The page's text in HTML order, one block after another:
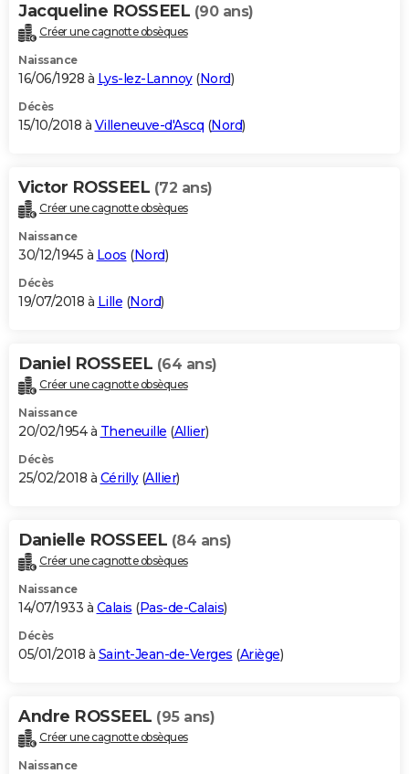
Jacqueline ROSSEEL (90 ans)
Créer une cagnotte obsèques
Naissance
16/06/1928 à Lys-lez-Lannoy(Nord)
Décès
15/10/2018 à Villeneuve-d'Ascq (Nord)
Victor ROSSEEL (72 ans)
Créer une cagnotte obsèques
Naissance
30/12/1945 à Loos (Nord)
Décès
19/07/2018 à Lille (Nord)
Daniel ROSSEEL (64 ans)
Créer une cagnotte obsèques
Naissance
20/02/1954 à Theneuille (Allier)
Décès
25/02/2018 à Cérilly(Allier)
Danielle ROSSEEL (84 ans)
Créer une cagnotte obsèques
Naissance
14/07/1933 à Calais (Pas-de-Calais)
Décès
05/01/2018 à Saint-Jean-de-Verges (Ariège)
Andre ROSSEEL (95 ans)
Créer une cagnotte obsèques
Naissance